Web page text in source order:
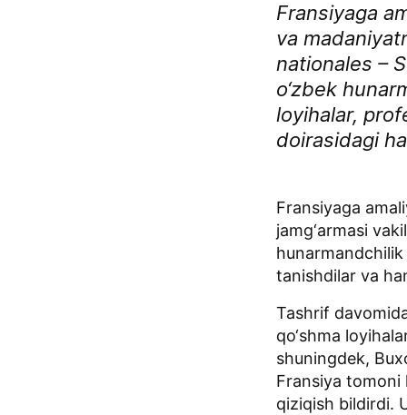
Fransiyaga
va
nationales –
o‘zbek
loyihalar,
doirasidagi
Fransiyaga
jamg‘armasi
tanishdilar va
Tashrif
qo‘shma
shuningdek,
Fransiya tomoni
qiziqish bildirdi.